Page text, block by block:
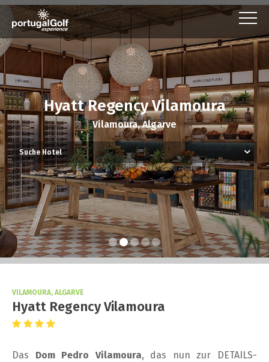
Hyatt Regency Vilamoura
Vilamoura, Algarve
VILAMOURA, ALGARVE
Hyatt Regency Vilamoura
Das Dom Pedro Vilamoura, das nun zur DETAILS-